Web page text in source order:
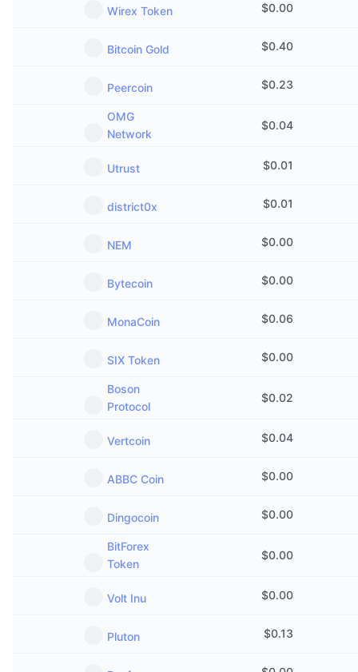
Wirex Token $0.00
Bitcoin Gold $0.40
Peercoin $0.23
OMG
Network
$0.04
Utrust $0.01
district0x $0.01
NEM $0.00
Bytecoin $0.00
MonaCoin $0.06
SIX Token $0.00
Boson
Protocol
$0.02
Vertcoin $0.04
ABBC Coin $0.00
Dingocoin $0.00
BitForex
Token
$0.00
Volt Inu $0.00
Pluton $0.13